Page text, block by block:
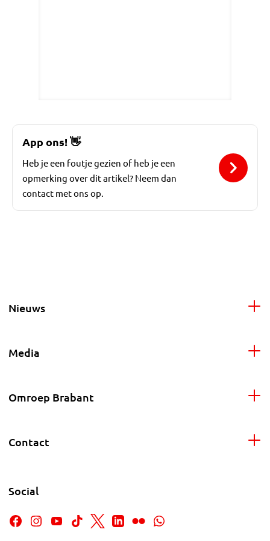
App ons!👋
Heb je een foutje gezien of heb je een
opmerking over dit artikel? Neem dan
contact met ons op.
Nieuws
Media
Omroep Brabant
Contact
Social